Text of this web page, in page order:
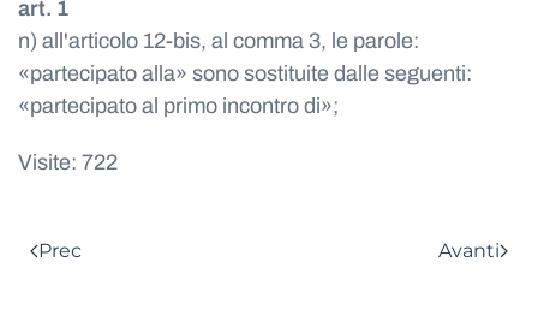
art. 1
n) all'articolo 12-bis, al comma 3, le parole:
«partecipato alla» sono sostituite dalle seguenti:
«partecipato al primo incontro di»;
Visite: 722
Prec Avanti